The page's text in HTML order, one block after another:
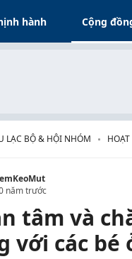
hành Cộng
LẠC BỘ & HỘI NHÓM
năm trước
tâm và
với các bé